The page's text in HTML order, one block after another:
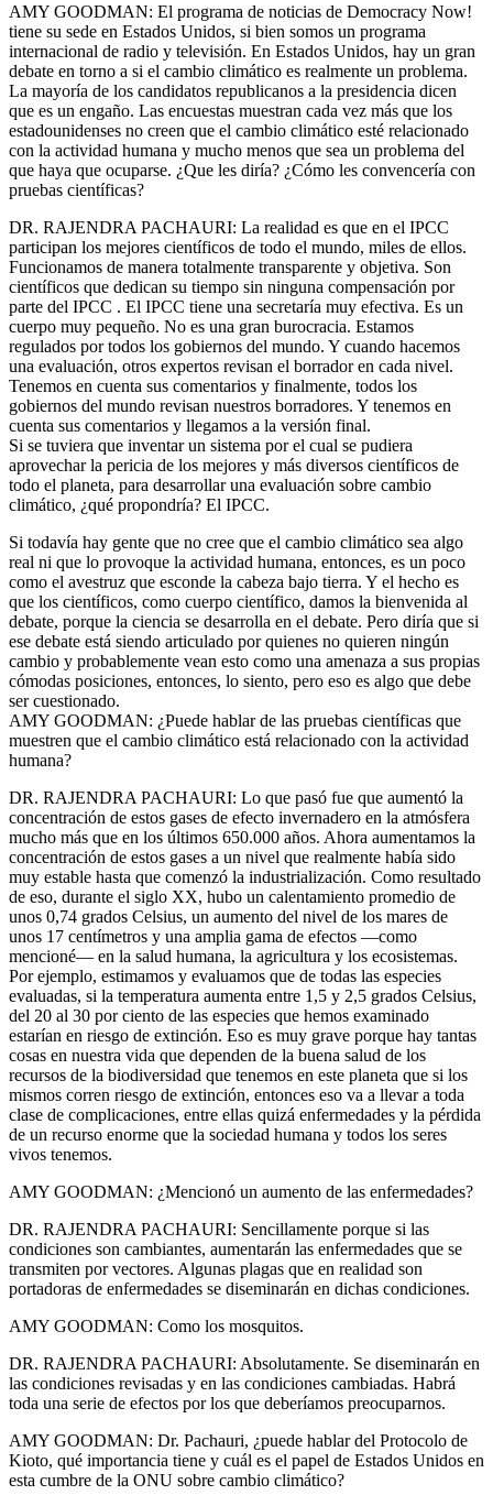
AMY GOODMAN: El programa de noticias de Democracy Now!
tiene su sede en Estados Unidos, si bien somos un programa
internacional de radio y televisión. En Estados Unidos, hay un gran
debate en torno a si el cambio climático es realmente un problema.
La mayoría de los candidatos republicanos a la presidencia dicen
que es un engaño. Las encuestas muestran cada vez más que los
estadounidenses no creen que el cambio climático esté relacionado
con la actividad humana y mucho menos que sea un problema del
que haya que ocuparse. ¿Que les diría? ¿Cómo les convencería con
pruebas científicas?
DR. RAJENDRA PACHAURI: La realidad es que en el IPCC
participan los mejores científicos de todo el mundo, miles de ellos.
Funcionamos de manera totalmente transparente y objetiva. Son
científicos que dedican su tiempo sin ninguna compensación por
parte del IPCC . El IPCC tiene una secretaría muy efectiva. Es un
cuerpo muy pequeño. No es una gran burocracia. Estamos
regulados por todos los gobiernos del mundo. Y cuando hacemos
una evaluación, otros expertos revisan el borrador en cada nivel.
Tenemos en cuenta sus comentarios y finalmente, todos los
gobiernos del mundo revisan nuestros borradores. Y tenemos en
cuenta sus comentarios y llegamos a la versión final.
Si se tuviera que inventar un sistema por el cual se pudiera
aprovechar la pericia de los mejores y más diversos científicos de
todo el planeta, para desarrollar una evaluación sobre cambio
climático, ¿qué propondría? El IPCC.
Si todavía hay gente que no cree que el cambio climático sea algo
real ni que lo provoque la actividad humana, entonces, es un poco
como el avestruz que esconde la cabeza bajo tierra. Y el hecho es
que los científicos, como cuerpo científico, damos la bienvenida al
debate, porque la ciencia se desarrolla en el debate. Pero diría que si
ese debate está siendo articulado por quienes no quieren ningún
cambio y probablemente vean esto como una amenaza a sus propias
cómodas posiciones, entonces, lo siento, pero eso es algo que debe
ser cuestionado.
AMY GOODMAN: ¿Puede hablar de las pruebas científicas que
muestren que el cambio climático está relacionado con la actividad
humana?
DR. RAJENDRA PACHAURI: Lo que pasó fue que aumentó la
concentración de estos gases de efecto invernadero en la atmósfera
mucho más que en los últimos 650.000 años. Ahora aumentamos la
concentración de estos gases a un nivel que realmente había sido
muy estable hasta que comenzó la industrialización. Como resultado
de eso, durante el siglo XX, hubo un calentamiento promedio de
unos 0,74 grados Celsius, un aumento del nivel de los mares de
unos 17 centímetros y una amplia gama de efectos —como
mencioné— en la salud humana, la agricultura y los ecosistemas.
Por ejemplo, estimamos y evaluamos que de todas las especies
evaluadas, si la temperatura aumenta entre 1,5 y 2,5 grados Celsius,
del 20 al 30 por ciento de las especies que hemos examinado
estarían en riesgo de extinción. Eso es muy grave porque hay tantas
cosas en nuestra vida que dependen de la buena salud de los
recursos de la biodiversidad que tenemos en este planeta que si los
mismos corren riesgo de extinción, entonces eso va a llevar a toda
clase de complicaciones, entre ellas quizá enfermedades y la pérdida
de un recurso enorme que la sociedad humana y todos los seres
vivos tenemos.
AMY GOODMAN: ¿Mencionó un aumento de las enfermedades?
DR. RAJENDRA PACHAURI: Sencillamente porque si las
condiciones son cambiantes, aumentarán las enfermedades que se
transmiten por vectores. Algunas plagas que en realidad son
portadoras de enfermedades se diseminarán en dichas condiciones.
AMY GOODMAN: Como los mosquitos.
DR. RAJENDRA PACHAURI: Absolutamente. Se diseminarán en
las condiciones revisadas y en las condiciones cambiadas. Habrá
toda una serie de efectos por los que deberíamos preocuparnos.
AMY GOODMAN: Dr. Pachauri, ¿puede hablar del Protocolo de
Kioto, qué importancia tiene y cuál es el papel de Estados Unidos en
esta cumbre de la ONU sobre cambio climático?